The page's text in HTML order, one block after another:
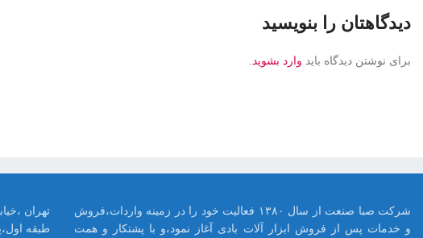
دیدگاهتان را بنویسید
برای نوشتن دیدگاه باید وارد بشوید
طبقه
شرکت صبا صنعت از سال ۱۳۸۰ فعالیت خود را در زمینه واردات،فروش
و خدمات پس از فروش ابزار آلات بادی آغاز نمود،و با پشتکار و همت